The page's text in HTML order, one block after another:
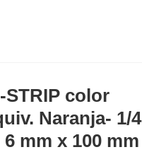
STRIP color
Naranja- 1/4
6 mm x 100 mm